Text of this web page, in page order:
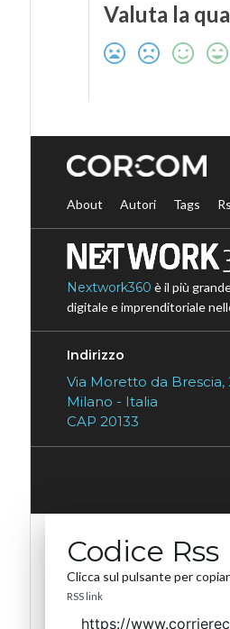
Valuta la
About Autori Tags
Nextwork360 è il più
digitale e imprenditoriale
Indirizzo
Via Moretto da Brescia,
Milano - Italia
CAP 20133
Codice Rss
Clicca sul pulsante per
RSS link